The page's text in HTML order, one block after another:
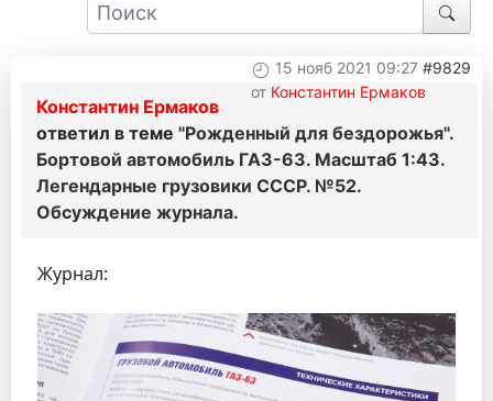
15 нояб 2021 09:27 #9829
от Константин Ермаков
Константин Ермаков
ответил в теме "Рожденный для бездорожья".
Бортовой автомобиль ГАЗ-63. Масштаб 1:43.
Легендарные грузовики СССР. №52.
Обсуждение журнала.
Журнал: